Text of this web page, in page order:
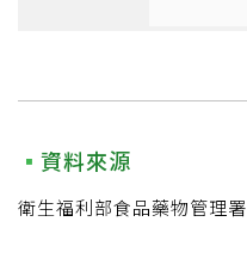
資料來源
衛生福利部食品藥物管理署